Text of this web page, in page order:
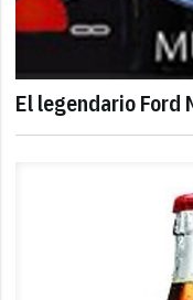
El legendario Ford